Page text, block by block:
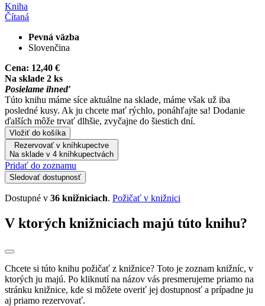
Kniha
Čítaná
Pevná väzba
Slovenčina
Cena: 12,40 €
Na sklade 2 ks
Posielame ihneď
Túto knihu máme síce aktuálne na sklade, máme však už iba
posledné kusy. Ak ju chcete mať rýchlo, ponáhľajte sa! Dodanie
ďalších môže trvať dlhšie, zvyčajne do šiestich dní.
Vložiť do košíka
Rezervovať v kníhkupectve
Na sklade v 4 kníhkupectvách
Pridať do zoznamu
Sledovať dostupnosť
Dostupné v 36 knižniciach. Požičať v knižnici
V ktorých knižniciach majú túto knihu?
Chcete si túto knihu požičať z knižnice? Toto je zoznam knižníc, v
ktorých ju majú. Po kliknutí na názov vás presmerujeme priamo na
stránku knižnice, kde si môžete overiť jej dostupnosť a prípadne ju
aj priamo rezervovať.